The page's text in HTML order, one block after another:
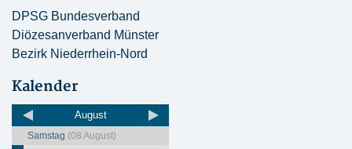
DPSG Bundesverband
Diözesanverband Münster
Bezirk Niederrhein-Nord
Kalender
August
Samstag (08 August)